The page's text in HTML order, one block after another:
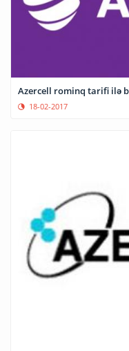
Azercell rominq tarifi ilə
18-02-2017